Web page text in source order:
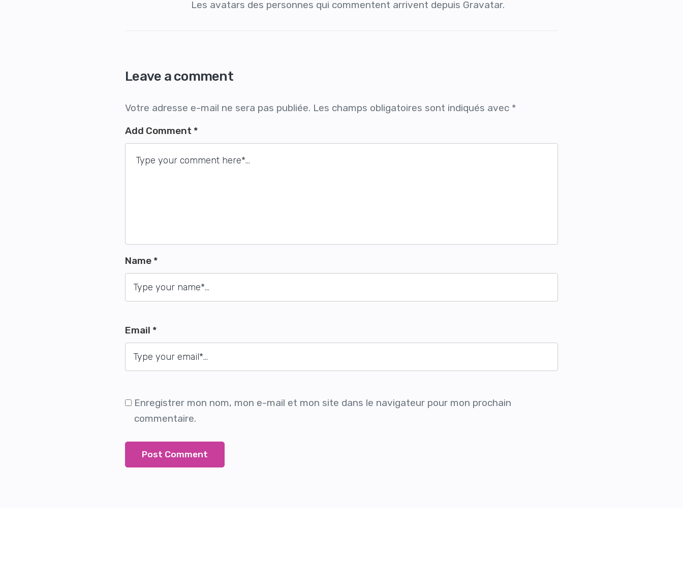
Les avatars des personnes qui commentent arrivent depuis Gravatar.
Leave a comment
Votre adresse e-mail ne sera pas publiée. Les champs obligatoires sont indiqués avec *
Add Comment *
Name *
Email *
Enregistrer mon nom, mon e-mail et mon site dans le navigateur pour mon prochain
commentaire.